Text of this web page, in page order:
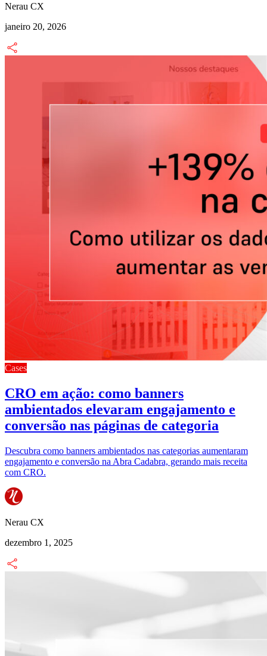
Nerau CX
janeiro 20, 2026
Cases
CRO em ação: como banners
ambientados elevaram engajamento e
conversão nas páginas de categoria
Descubra como banners ambientados nas categorias aumentaram
engajamento e conversão na Abra Cadabra, gerando mais receita
com CRO.
Nerau CX
dezembro 1, 2025